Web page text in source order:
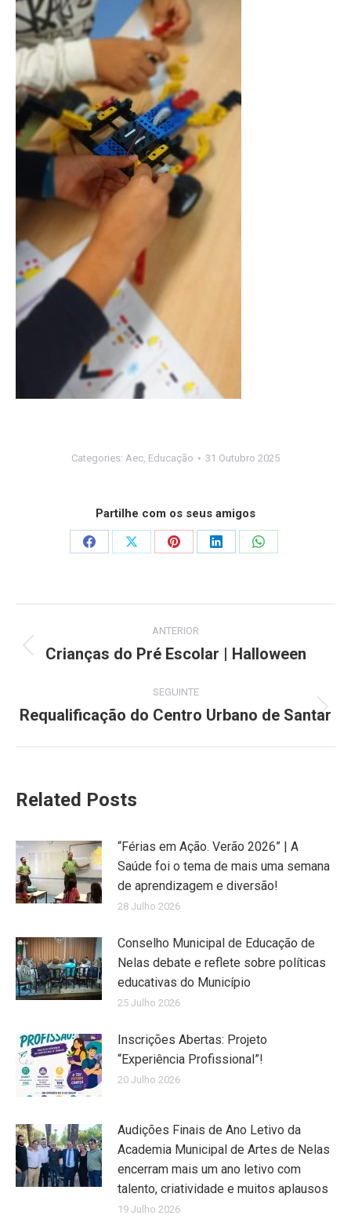
Categories: Aec, Educação 31 Outubro 2025
Partilhe com os seus amigos
Share
Share
Share
Share
Share
navigation
ANTERIOR
Previous
Crianças do Pré Escolar | Halloween
SEGUINTE
Next
Requalificação do Centro Urbano de Santar
Related Posts
“Férias em Ação. Verão 2026” | A
Saúde foi o tema de mais uma semana
de aprendizagem e diversão!
28 Julho 2026
Conselho Municipal de Educação de
Nelas debate e reflete sobre políticas
educativas do Município
25 Julho 2026
Inscrições Abertas: Projeto
“Experiência Profissional”!
20 Julho 2026
Audições Finais de Ano Letivo da
Academia Municipal de Artes de Nelas
encerram mais um ano letivo com
talento, criatividade e muitos aplausos
19 Julho 2026